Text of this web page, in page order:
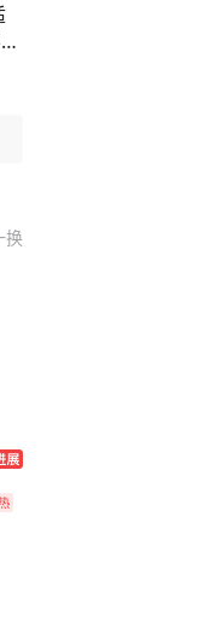
换